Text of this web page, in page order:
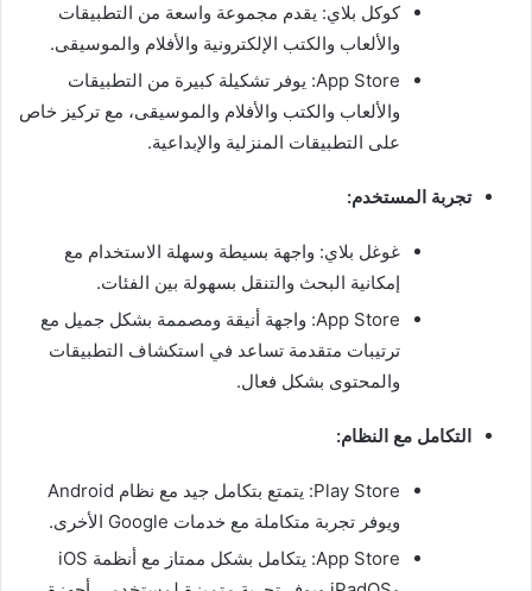
كوكل بلاي: يقدم مجموعة واسعة من التطبيقات
والألعاب والكتب الإلكترونية والأفلام والموسيقى.
App Store: يوفر تشكيلة كبيرة من التطبيقات
والألعاب والكتب والأفلام والموسيقى، مع تركيز خاص
على التطبيقات المنزلية والإبداعية.
تجربة المستخدم:
غوغل بلاي: واجهة بسيطة وسهلة الاستخدام مع
إمكانية البحث والتنقل بسهولة بين الفئات.
App Store: واجهة أنيقة ومصممة بشكل جميل مع
ترتيبات متقدمة تساعد في استكشاف التطبيقات
والمحتوى بشكل فعال.
التكامل مع النظام:
Play Store: يتمتع بتكامل جيد مع نظام Android
ويوفر تجربة متكاملة مع خدمات Google الأخرى.
App Store: يتكامل بشكل ممتاز مع أنظمة iOS